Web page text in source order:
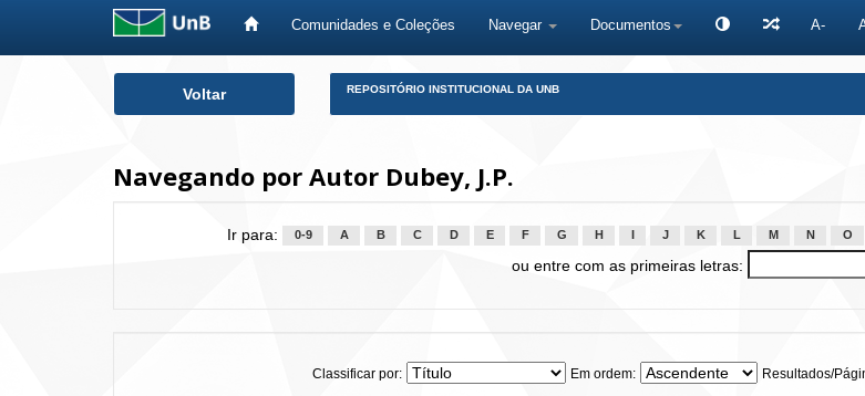
Comunidades e Coleções Navegar Documentos A-
Voltar REPOSITÓRIO INSTITUCIONAL DA UNB
Navegando por Autor Dubey, J.P.
Ir para: 0-9 A B C D E F G H J K L M N O
ou entre com as primeiras letras:
Classificar por: Em ordem: Resultados/